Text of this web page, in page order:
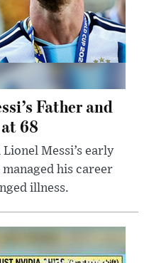
Father and
68
Messi’s early
his career
illness.